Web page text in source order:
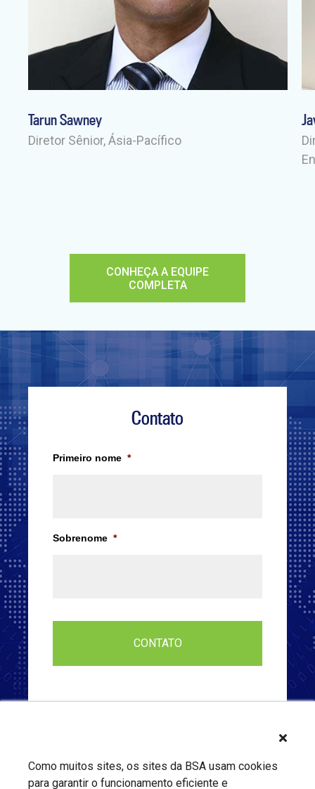
Tarun Sawney
Diretor Sênior, Ásia-Pacífico
CONHEÇA A EQUIPE
COMPLETA
Contato
Primeiro nome *
Sobrenome *
Como muitos sites, os sites da BSA usam cookies
para garantir o funcionamento eficiente e